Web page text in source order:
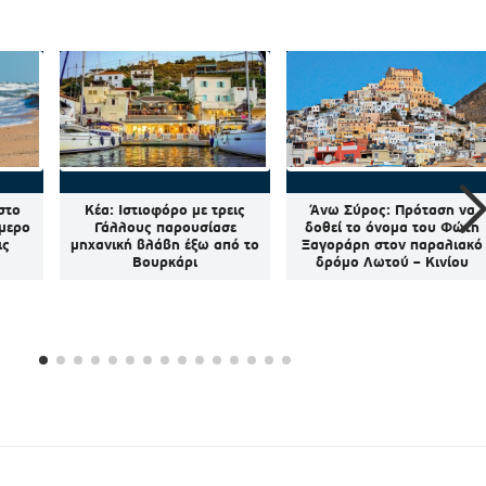
Κέα: Ιστιοφόρο με τρεις
Γάλλους παρουσίασε
μηχανική βλάβη έξω από το
Βουρκάρι
Άνω Σύρος: Πρόταση να
δοθεί το όνομα του Φώτη
Ξαγοράρη στον παραλιακό
δρόμο Λωτού – Κινίου